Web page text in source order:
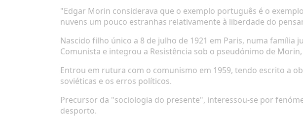
"Edgar Morin considerava que o exemplo português é o
nuvens um pouco estranhas relativamente à liberdade do
Nascido filho único a 8 de julho de 1921 em Paris, numa
Comunista e integrou a Resistência sob o pseudónimo de
Entrou em rutura com o comunismo em 1959, tendo escrito a
soviéticas e os erros políticos.
Precursor da "sociologia do presente", interessou-se por
desporto.